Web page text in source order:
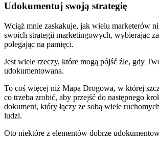
Udokumentuj swoją strategię
Wciąż mnie zaskakuje, jak wielu marketerów
swoich strategii marketingowych, wybierając
polegając na pamięci.
Jest wiele rzeczy, które mogą pójść źle, gdy
udokumentowana.
To coś więcej niż Mapa Drogowa, w której
co trzeba zrobić, aby przejść do następnego
dokument, który łączy ze sobą wiele
ludzi.
Oto niektóre z elementów dobrze